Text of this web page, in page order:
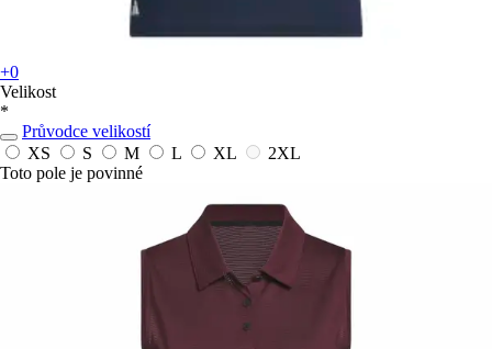
+0
Velikost
*
Průvodce velikostí
XS
S M L XL
2XL
Toto pole je povinné